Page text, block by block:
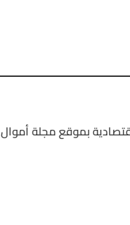
بموقع مجلة أموال